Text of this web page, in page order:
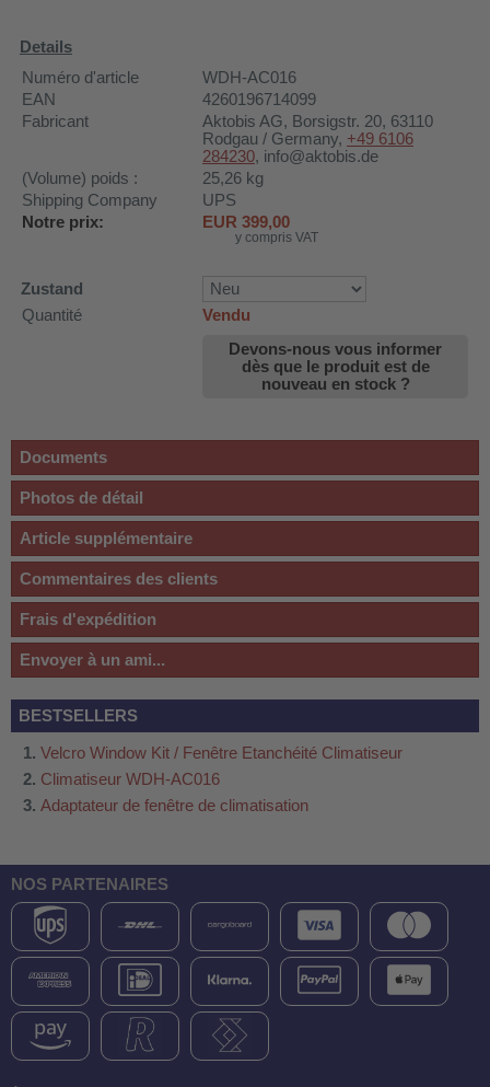
Details
Numéro d'article
WDH-AC016
EAN
4260196714099
Fabricant
Aktobis AG, Borsigstr. 20, 63110
Rodgau / Germany, +49 6106
284230, info@aktobis.de
(Volume) poids :
25,26 kg
Shipping Company
UPS
Notre prix:
EUR 399,00
y compris VAT
Zustand
Quantité
Vendu
Devons-nous vous informer
dès que le produit est de
nouveau en stock ?
Documents
Photos de détail
Article supplémentaire
Commentaires des clients
Frais d'expédition
Envoyer à un ami...
BESTSELLERS
Velcro Window Kit / Fenêtre Etanchéité Climatiseur
Climatiseur WDH-AC016
Adaptateur de fenêtre de climatisation
NOS PARTENAIRES